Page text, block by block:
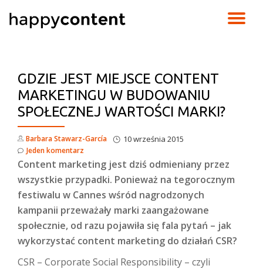
Skip
GDZIE JEST MIEJSCE CONTENT
MARKETINGU W BUDOWANIU
SPOŁECZNEJ WARTOŚCI MARKI?
Barbara Stawarz-García 10 września 2015
Jeden komentarz
Content marketing jest dziś odmieniany przez
wszystkie przypadki. Ponieważ na tegorocznym
festiwalu w Cannes wśród nagrodzonych
kampanii przeważały marki zaangażowane
społecznie, od razu pojawiła się fala pytań – jak
wykorzystać content marketing do działań CSR?
CSR – Corporate Social Responsibility – czyli